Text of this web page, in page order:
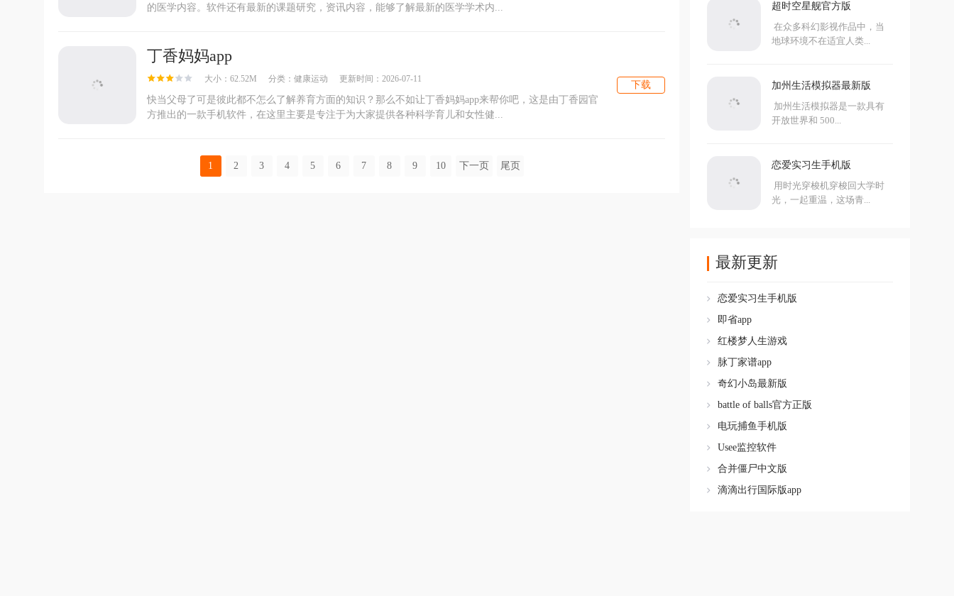
的医学内容。软件还有最新的课题研究，资讯内容，能够了解最新的医学学术内...
丁香妈妈app
大小：62.52M 分类： 健康运动 更新时间： 2026-07-11
下载
快当父母了可是彼此都不怎么了解养育方面的知识？那么不如让丁香妈妈app来帮你吧，这是由丁香园官
方推出的一款手机软件，在这里主要是专注于为大家提供各种科学育儿和女性健...
1 2 3 4 5 6 7 8 9 10 下一页 尾页
超时空星舰官方版
在众多科幻影视作品中，当
地球环境不在适宜人类...
加州生活模拟器最新版
加州生活模拟器是一款具有
开放世界和 500...
恋爱实习生手机版
用时光穿梭机穿梭回大学时
光，一起重温，这场青...
最新更新
恋爱实习生手机版
即省app
红楼梦人生游戏
脉丁家谱app
奇幻小岛最新版
battle of balls官方正版
电玩捕鱼手机版
Usee监控软件
合并僵尸中文版
滴滴出行国际版app